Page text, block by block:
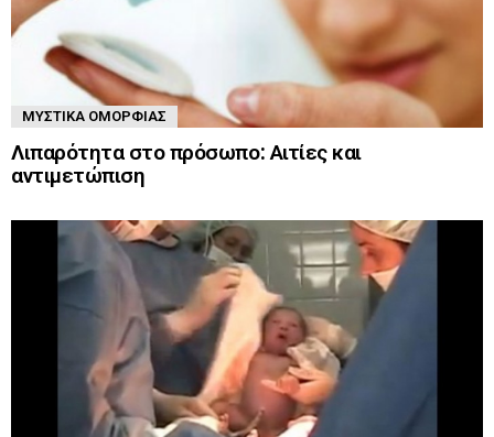
ΜΥΣΤΙΚΆ ΟΜΟΡΦΙΆΣ
Λιπαρότητα στο πρόσωπο: Αιτίες και
αντιμετώπιση